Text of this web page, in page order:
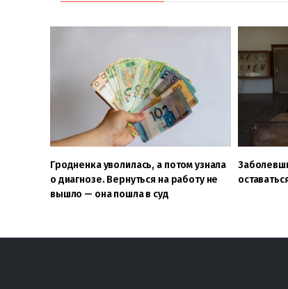
Гродненка уволилась, а потом узнала
о диагнозе. Вернуться на работу не
вышло — она пошла в суд